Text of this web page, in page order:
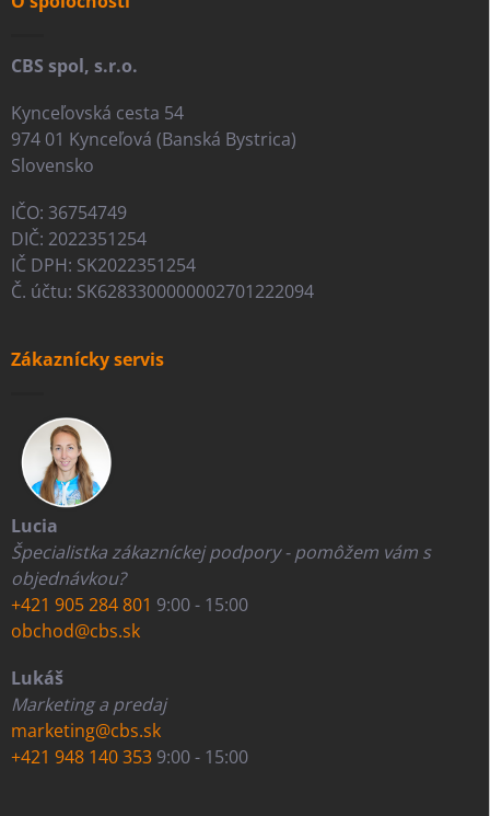
CBS spol, s.r.o.
Kynceľovská cesta 54
974 01 Kynceľová (Banská Bystrica)
Slovensko
IČO: 36754749
DIČ: 2022351254
IČ DPH: SK2022351254
Č. účtu: SK6283300000002701222094
Zákaznícky servis
Lucia
Špecialistka zákazníckej podpory - pomôžem vám s
objednávkou?
+421 905 284 801 9:00 - 15:00
obchod@cbs.sk
Lukáš
Marketing a predaj
marketing@cbs.sk
+421 948 140 353 9:00 - 15:00